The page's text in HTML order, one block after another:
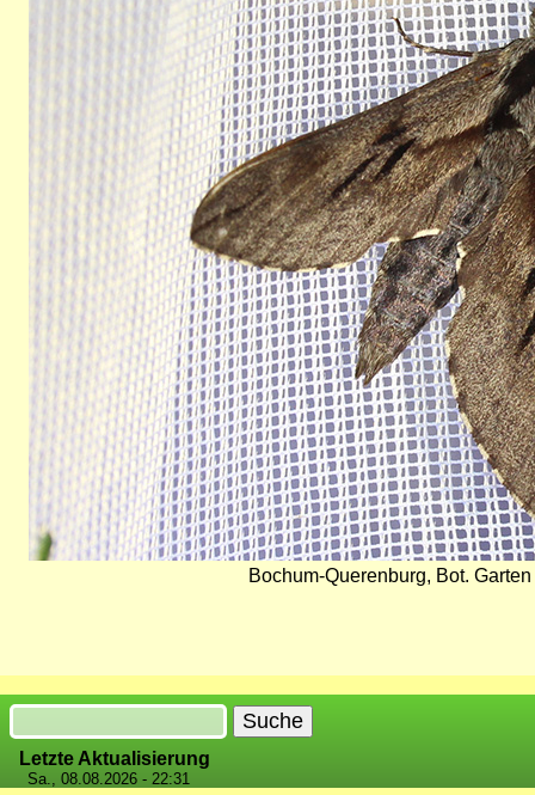
Bochum-Querenburg, Bot.
Suche
Letzte Aktualisierung
Sa., 08.08.2026 - 22:31